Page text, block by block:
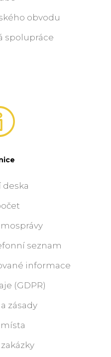
obvodu
spolupráce
deska
seznam
informace
(GDPR)
zásady